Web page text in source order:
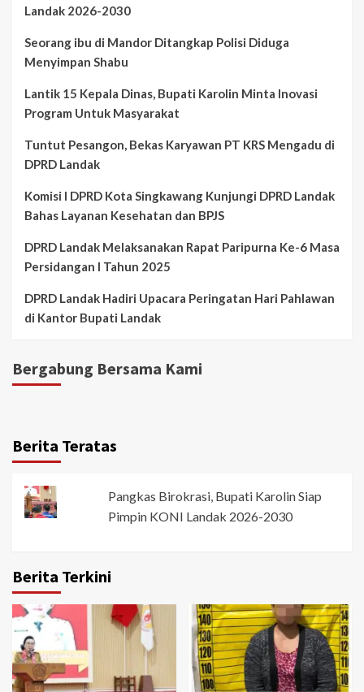
Landak 2026-2030
Seorang ibu di Mandor Ditangkap Polisi Diduga
Menyimpan Shabu
Lantik 15 Kepala Dinas, Bupati Karolin Minta Inovasi
Program Untuk Masyarakat
Tuntut Pesangon, Bekas Karyawan PT KRS Mengadu di
DPRD Landak
Komisi I DPRD Kota Singkawang Kunjungi DPRD Landak
Bahas Layanan Kesehatan dan BPJS
DPRD Landak Melaksanakan Rapat Paripurna Ke-6 Masa
Persidangan I Tahun 2025
DPRD Landak Hadiri Upacara Peringatan Hari Pahlawan
di Kantor Bupati Landak
Bergabung Bersama Kami
Berita Teratas
Pangkas Birokrasi, Bupati Karolin Siap
Pimpin KONI Landak 2026-2030
Berita Terkini